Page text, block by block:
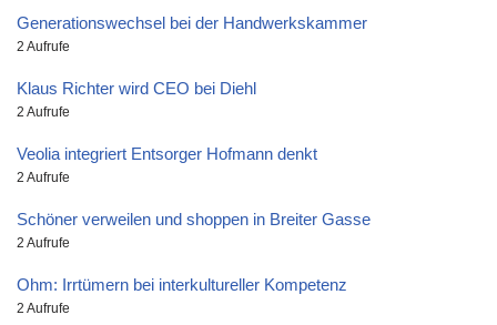
Generationswechsel bei der Handwerkskammer
2 Aufrufe
Klaus Richter wird CEO bei Diehl
2 Aufrufe
Veolia integriert Entsorger Hofmann denkt
2 Aufrufe
Schöner verweilen und shoppen in Breiter Gasse
2 Aufrufe
Ohm: Irrtümern bei interkultureller Kompetenz
2 Aufrufe